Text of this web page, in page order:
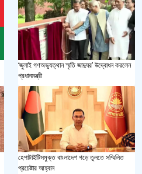
‘জুলাই গণঅভ্যুত্থান স্মৃতি জাদুঘর’ উদ্বোধন করলেন
প্রধানমন্ত্রী
হেপাটাইটিসমুক্ত বাংলাদেশ গড়ে তুলতে সম্মিলিত
প্রচেষ্টার আহ্বান